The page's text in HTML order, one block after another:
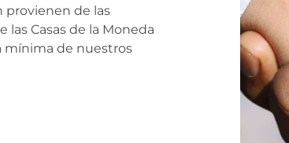
provienen de las
las Casas de la Moneda
mínima de nuestros